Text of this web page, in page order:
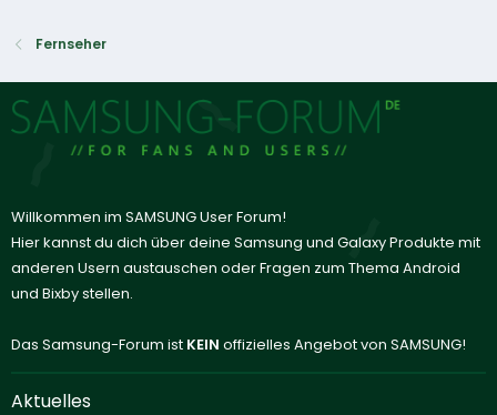
Fernseher
Willkommen im SAMSUNG User Forum!
Hier kannst du dich über deine Samsung und Galaxy Produkte mit
anderen Usern austauschen oder Fragen zum Thema Android
und Bixby stellen.
Das Samsung-Forum ist KEIN offizielles Angebot von SAMSUNG!
Aktuelles